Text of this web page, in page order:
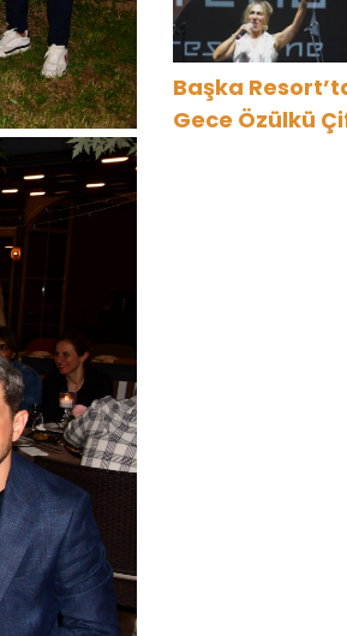
Başka
Gece Özülkü Çifti Bodrum’u